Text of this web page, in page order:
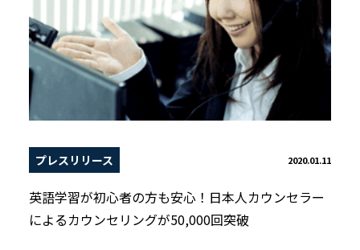
プレスリリース 2020.01.11
英語学習が初心者の方も安心！日本人カウンセラー
によるカウンセリングが50,000回突破